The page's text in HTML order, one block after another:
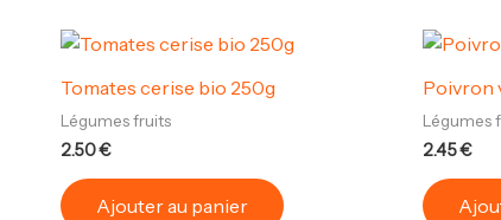
Tomates cerise bio 250g
Légumes fruits
2.50€
Ajouter au panier
Poivron
Légumes
2.45€